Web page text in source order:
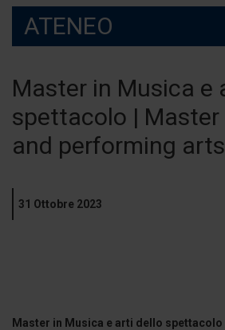
ATENEO
Master in Musica e
spettacolo | Master
and performing arts
31 Ottobre 2023
Master in Musica e arti dello spettacolo